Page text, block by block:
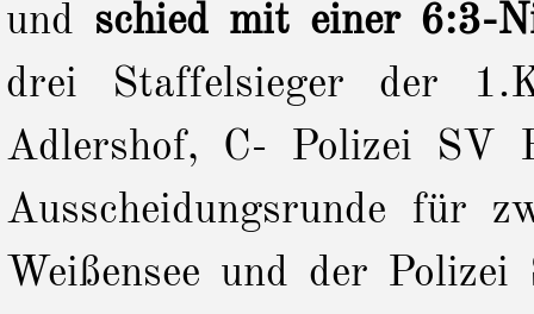
und schied mit einer 6:3-
drei Staffelsieger der
Adlershof, C- Polizei SV
Ausscheidungsrunde für
Weißensee und der